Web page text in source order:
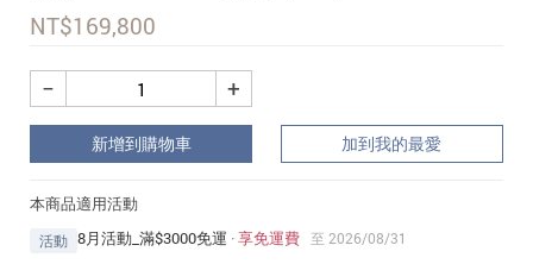
NT$169,800
+
−
新增到購物車 加到我的最愛
本商品適用活動
活動 8月活動_滿$3000免運 ·享免運費 至 2026/08/31